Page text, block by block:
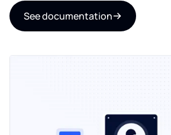
See documentation